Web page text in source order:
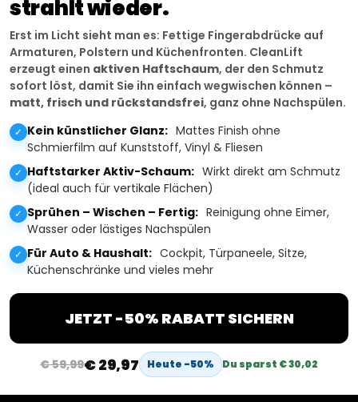
strahlt wieder.
Erst im Licht sieht man es: Fettige Fingerabdrücke auf
Armaturen, Polstern und Küchenfronten. CleanLift
erzeugt einen aktiven Haftschaum, der den Schmutz
sofort löst, damit Sie ihn einfach wegwischen können –
matt, frisch und rückstandsfrei, ganz ohne Nachspülen.
✓ Kein künstlicher Glanz: Mattes Finish ohne
Schmierfilm auf Kunststoff, Vinyl & Fliesen
✓ Haftstarker Aktiv-Schaum: Wirkt direkt am Schmutz
(ideal auch für vertikale Flächen)
✓ Sprühen – Wischen – Fertig: Reinigung ohne Eimer,
Wasser oder lästiges Nachspülen
✓ Für Auto & Haushalt: Cockpit, Türpaneele, Sitze,
Küchenschränke und vieles mehr
JETZT -50% RABATT SICHERN
€ 59,99€ 29,97 Heute -50% Du sparst € 30,02